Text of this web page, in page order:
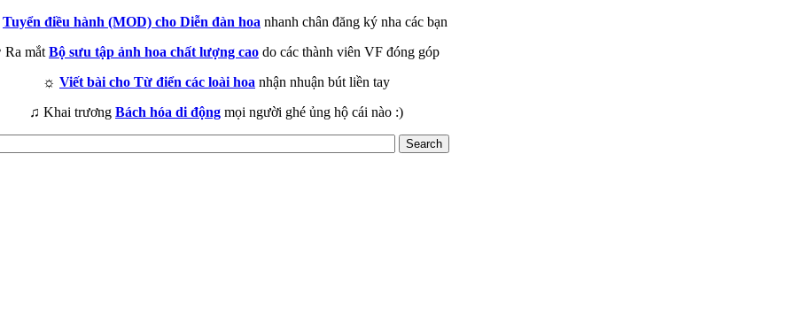
Tuyển điều hành (MOD) cho Diễn đàn hoa nhanh chân đăng ký nha các bạn
Ra mắt Bộ sưu tập ảnh hoa chất lượng cao do các thành viên VF đóng góp
☼ Viết bài cho Từ điển các loài hoa nhận nhuận bút liền tay
♫ Khai trương Bách hóa di động mọi người ghé ủng hộ cái nào :)